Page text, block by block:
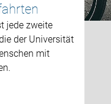
jede zweite
der Universität
mit